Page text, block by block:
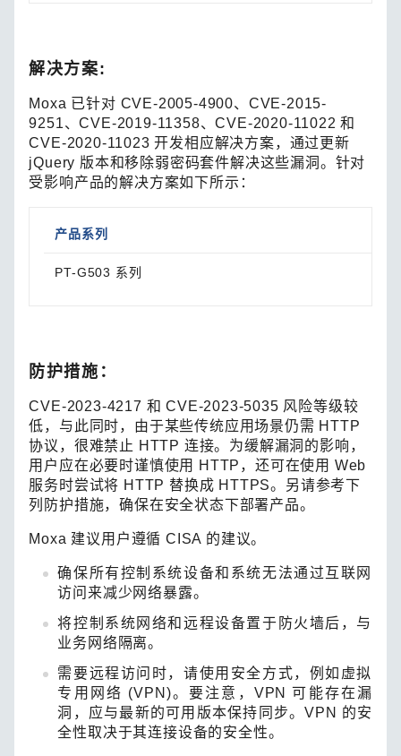
解决方案:
Moxa 已针对 CVE-2005-4900、CVE-2015-
9251、CVE-2019-11358、CVE-2020-11022 和
CVE-2020-11023 开发相应解决方案，通过更新
jQuery 版本和移除弱密码套件解决这些漏洞。针对
受影响产品的解决方案如下所示：
产品系列
PT-G503 系列
防护措施：
CVE-2023-4217 和 CVE-2023-5035 风险等级较
低，与此同时，由于某些传统应用场景仍需 HTTP
协议，很难禁止 HTTP 连接。为缓解漏洞的影响，
用户应在必要时谨慎使用 HTTP，还可在使用 Web
服务时尝试将 HTTP 替换成 HTTPS。另请参考下
列防护措施，确保在安全状态下部署产品。
Moxa 建议用户遵循 CISA 的建议。
确保所有控制系统设备和系统无法通过互联网
访问来减少网络暴露。
将控制系统网络和远程设备置于防火墙后，与
业务网络隔离。
需要远程访问时，请使用安全方式，例如虚拟
专用网络 (VPN)。要注意，VPN 可能存在漏
洞，应与最新的可用版本保持同步。VPN 的安
全性取决于其连接设备的安全性。